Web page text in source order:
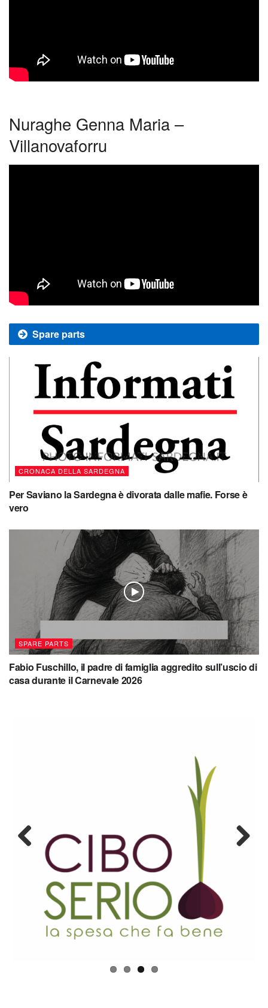
Nuraghe Genna Maria –
Villanovaforru
Spare parts
CRONACA DELLA SARDEGNA
Per Saviano la Sardegna è divorata dalle mafie. Forse è
vero
SPARE PARTS
Fabio Fuschillo, il padre di famiglia aggredito sull’uscio di
casa durante il Carnevale 2026
Previous Next